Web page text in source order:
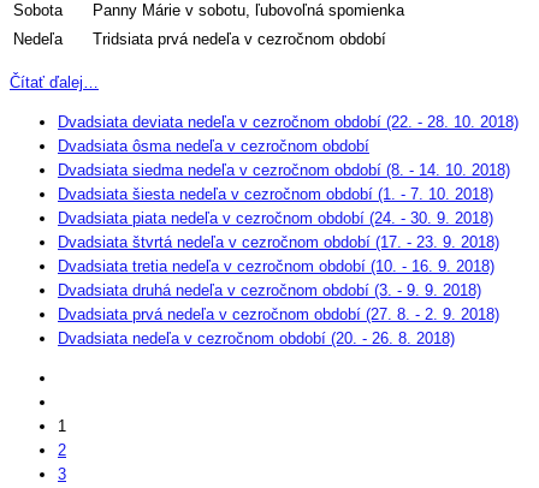
Sobota
Panny Márie v sobotu, ľubovoľná spomienka
Nedeľa
Tridsiata prvá nedeľa v cezročnom období
Čítať ďalej…
Dvadsiata deviata nedeľa v cezročnom období (22. - 28. 10. 2018)
Dvadsiata ôsma nedeľa v cezročnom období
Dvadsiata siedma nedeľa v cezročnom období (8. - 14. 10. 2018)
Dvadsiata šiesta nedeľa v cezročnom období (1. - 7. 10. 2018)
Dvadsiata piata nedeľa v cezročnom období (24. - 30. 9. 2018)
Dvadsiata štvrtá nedeľa v cezročnom období (17. - 23. 9. 2018)
Dvadsiata tretia nedeľa v cezročnom období (10. - 16. 9. 2018)
Dvadsiata druhá nedeľa v cezročnom období (3. - 9. 9. 2018)
Dvadsiata prvá nedeľa v cezročnom období (27. 8. - 2. 9. 2018)
Dvadsiata nedeľa v cezročnom období (20. - 26. 8. 2018)
1
2
3